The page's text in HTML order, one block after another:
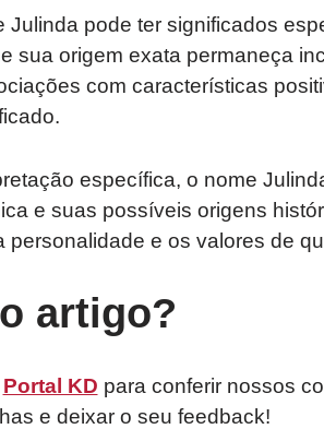
Julinda pode ter significados
sua origem exata permaneça
com características
específica, o nome
e suas possíveis origens
personalidade e os valores de
artigo?
Portal KD para conferir nossos
e deixar o seu feedback!